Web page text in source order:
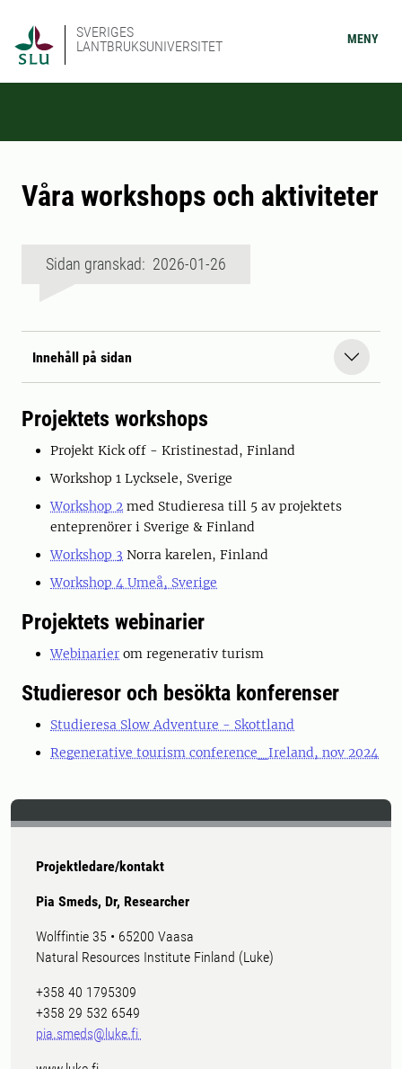
SVERIGES
LANTBRUKSUNIVERSITET
MENY
Våra workshops och aktiviteter
Sidan granskad: 2026-01-26
Innehåll på sidan
Projektets workshops
Projekt Kick off - Kristinestad, Finland
Workshop 1 Lycksele, Sverige
Workshop 2 med Studieresa till 5 av projektets
enteprenörer i Sverige & Finland
Workshop 3 Norra karelen, Finland
Workshop 4 Umeå, Sverige
Projektets webinarier
Webinarier om regenerativ turism
Studieresor och besökta konferenser
Studieresa Slow Adventure - Skottland
Regenerative tourism conference_Ireland, nov 2024
Projektledare/kontakt
Pia Smeds, Dr, Researcher
Wolffintie 35 • 65200 Vaasa
Natural Resources Institute Finland (Luke)
+358 40 1795309
+358 29 532 6549
pia.smeds@luke.fi